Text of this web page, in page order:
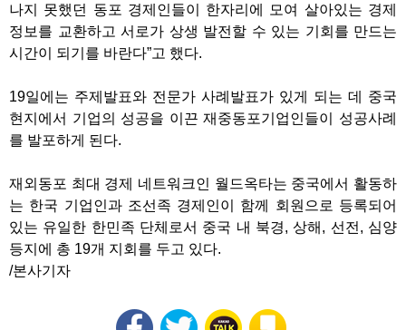
나지 못했던 동포 경제인들이 한자리에 모여 살아있는 경제
정보를 교환하고 서로가 상생 발전할 수 있는 기회를 만드는
시간이 되기를 바란다”고 했다.
19일에는 주제발표와 전문가 사례발표가 있게 되는 데 중국
현지에서 기업의 성공을 이끈 재중동포기업인들이 성공사례
를 발포하게 된다.
재외동포 최대 경제 네트워크인 월드옥타는 중국에서 활동하
는 한국 기업인과 조선족 경제인이 함께 회원으로 등록되어
있는 유일한 한민족 단체로서 중국 내 북경, 상해, 선전, 심양
등지에 총 19개 지회를 두고 있다.
/본사기자